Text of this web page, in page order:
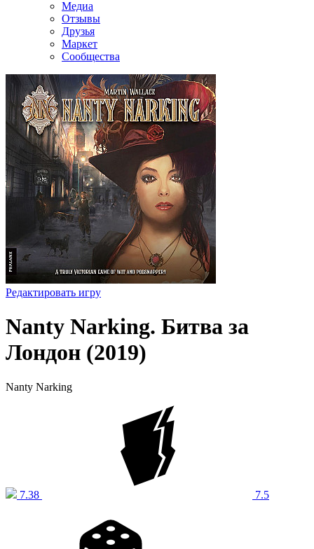
Медиа
Отзывы
Друзья
Маркет
Сообщества
Редактировать игру
Nanty Narking. Битва за
Лондон (2019)
Nanty Narking
7.38 7.5